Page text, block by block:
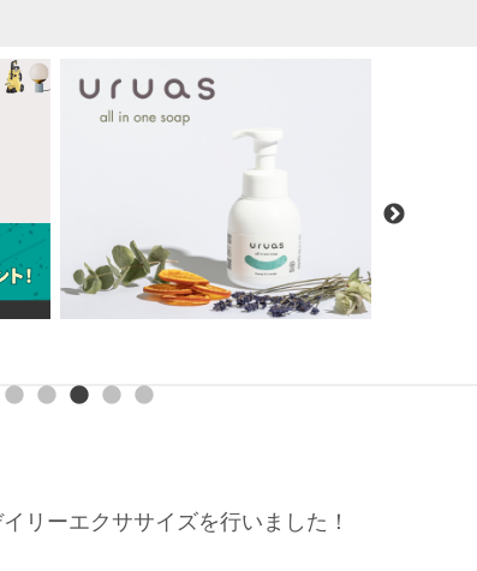
リーエクササイズを行いました！